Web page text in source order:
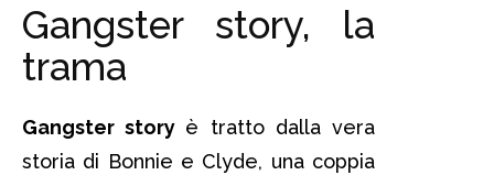
Gangster story, la
trama
Gangster story è tratto dalla vera
storia di Bonnie e Clyde, una coppia